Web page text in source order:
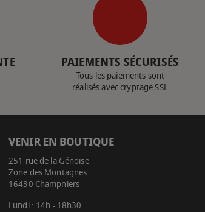
PAIEMENTS SÉCURISÉS
Tous les paiements sont
réalisés avec cryptage SSL
VENIR EN BOUTIQUE
251 rue de la Génoise
Zone des Montagnes
16430 Champniers
Lundi : 14h - 18h30